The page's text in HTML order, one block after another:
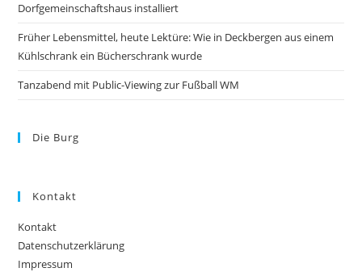
Dorfgemeinschaftshaus installiert
Früher Lebensmittel, heute Lektüre: Wie in Deckbergen aus einem
Kühlschrank ein Bücherschrank wurde
Tanzabend mit Public-Viewing zur Fußball WM
Die Burg
Kontakt
Kontakt
Datenschutzerklärung
Impressum